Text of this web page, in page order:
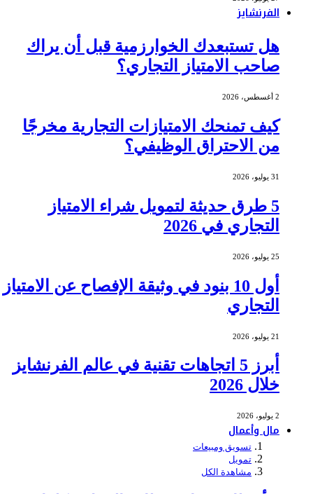
الفرنشايز
هل تستبعدك الخوارزمية قبل أن يراك
صاحب الامتياز التجاري؟
2 أغسطس، 2026
كيف تمنحك الامتيازات التجارية مخرجًا
من الاحتراق الوظيفي؟
31 يوليو، 2026
5 طرق حديثة لتمويل شراء الامتياز
التجاري في 2026
25 يوليو، 2026
أول 10 بنود في وثيقة الإفصاح عن الامتياز
التجاري
21 يوليو، 2026
أبرز 5 اتجاهات تقنية في عالم الفرنشايز
خلال 2026
2 يوليو، 2026
مال وأعمال
تسويق ومبيعات
تمويل
مشاهدة الكل